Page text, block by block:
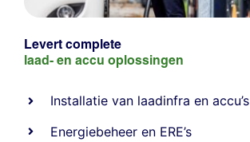
Levert complete
laad- en accu oplossingen
Installatie van laadinfra en accu’s
Energiebeheer en ERE’s